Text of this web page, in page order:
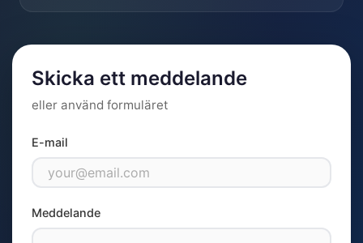
Skicka ett meddelande
eller använd formuläret
E-mail
Meddelande